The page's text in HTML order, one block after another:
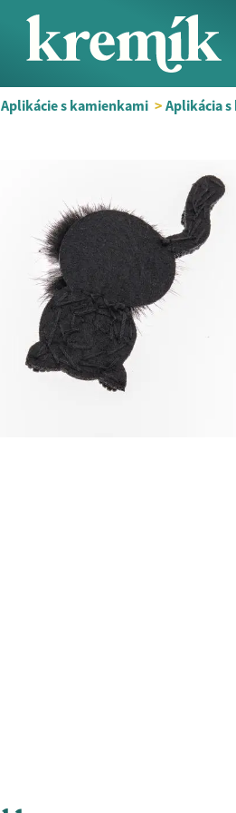
Aplikácie s kamienkami > Aplikácia